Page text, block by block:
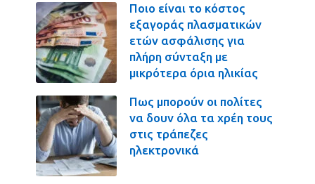
Ποιο είναι το κόστος
εξαγοράς πλασματικών
ετών ασφάλισης για
πλήρη σύνταξη με
μικρότερα όρια ηλικίας
Πως μπορούν οι πολίτες
να δουν όλα τα χρέη τους
στις τράπεζες
ηλεκτρονικά